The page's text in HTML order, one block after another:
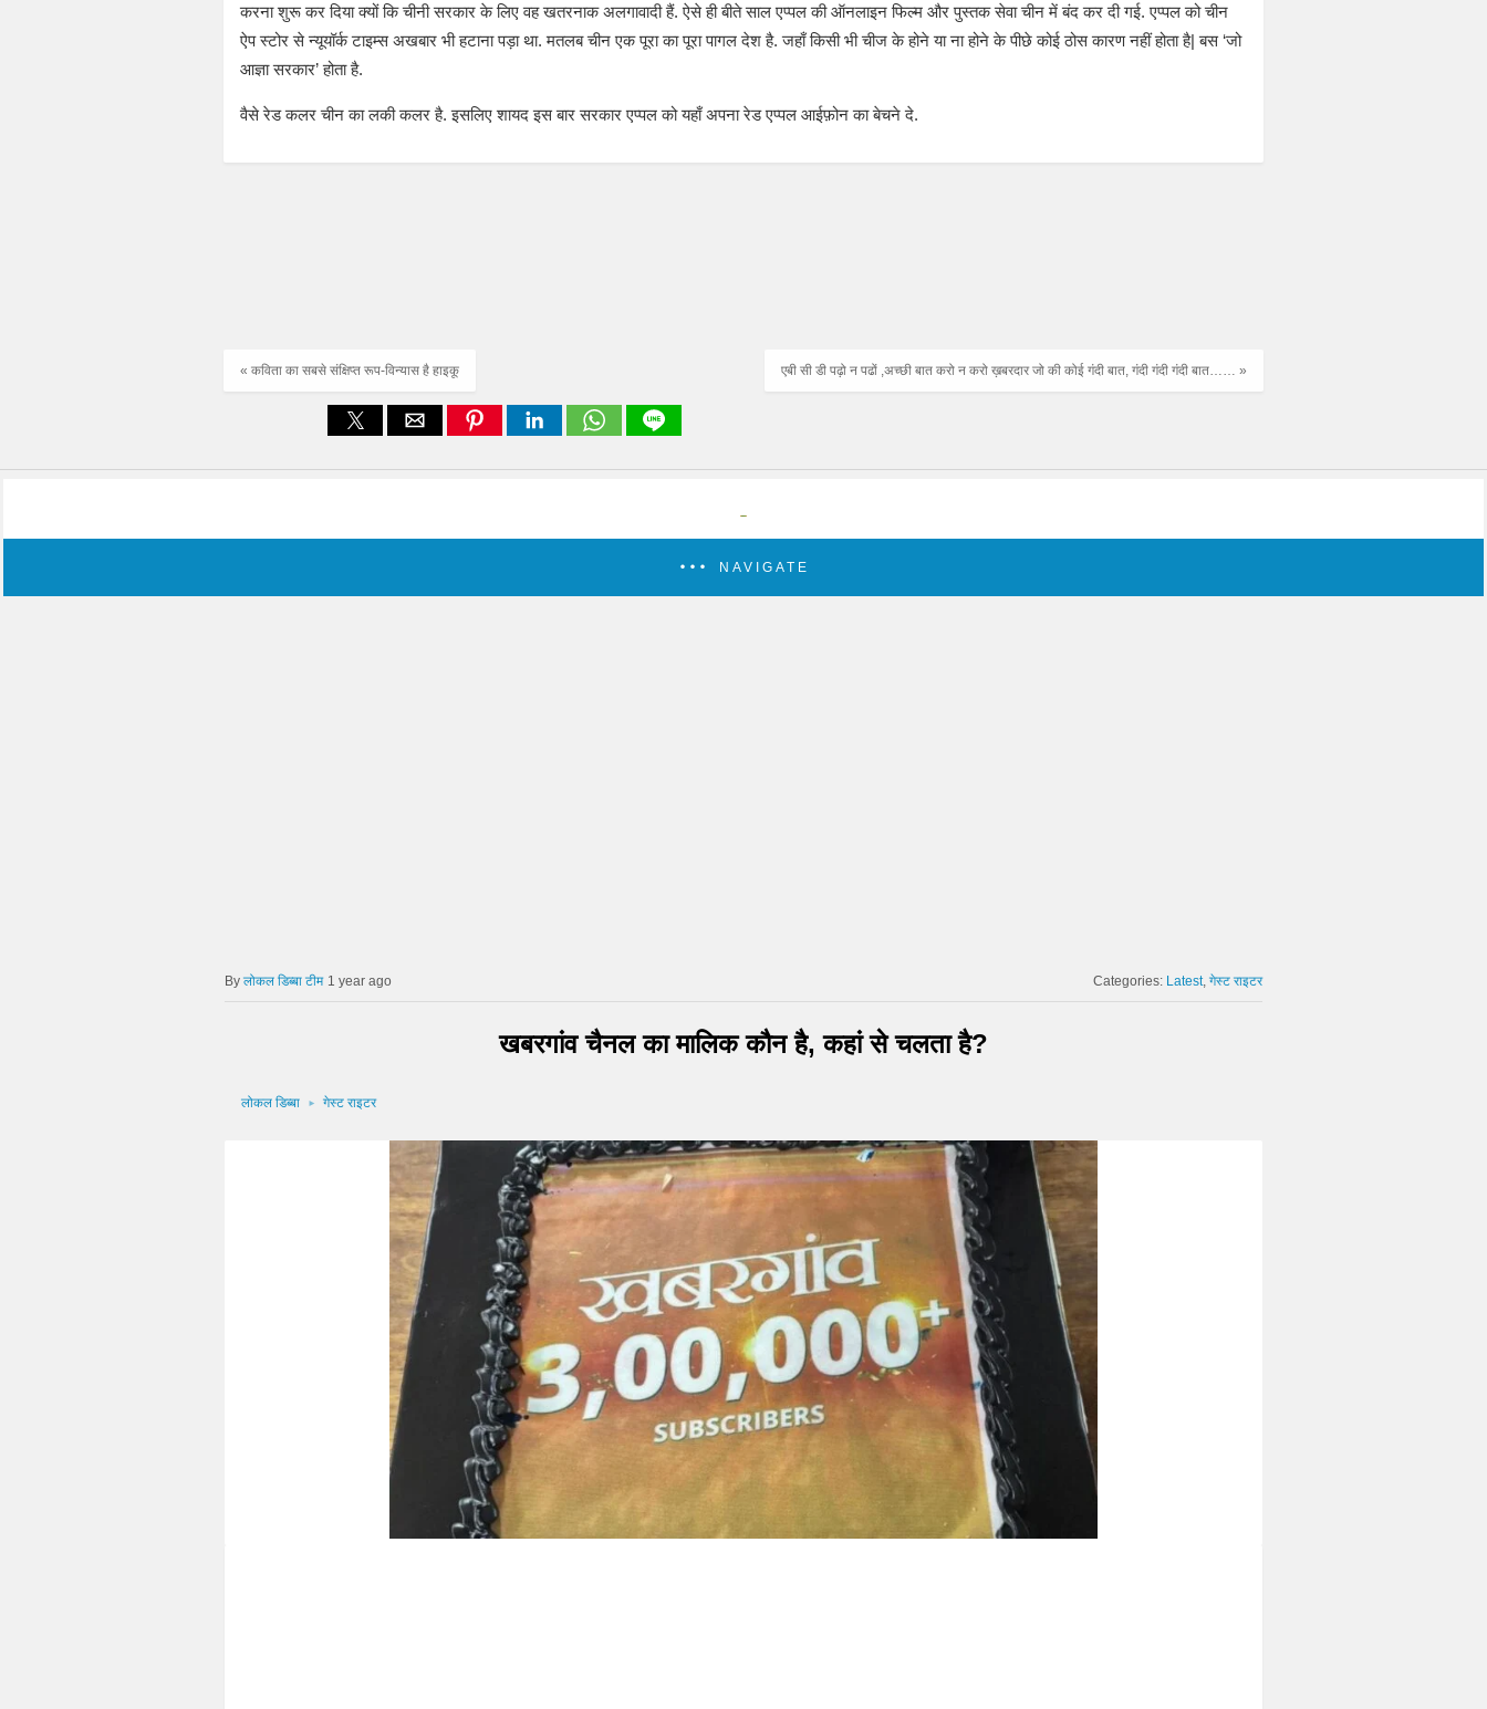
करना शुरू कर दिया क्यों कि चीनी सरकार के लिए वह खतरनाक अलगावादी हैं. ऐसे ही बीते साल एप्पल की ऑनलाइन फिल्म और पुस्तक सेवा चीन में बंद कर दी गई. एप्पल को चीन
ऐप स्टोर से न्यूयॉर्क टाइम्स अखबार भी हटाना पड़ा था. मतलब चीन एक पूरा का पूरा पागल देश है. जहाँ किसी भी चीज के होने या ना होने के पीछे कोई ठोस कारण नहीं होता है| बस ‘जो
आज्ञा सरकार’ होता है.
वैसे रेड कलर चीन का लकी कलर है. इसलिए शायद इस बार सरकार एप्पल को यहाँ अपना रेड एप्पल आईफ़ोन का बेचने दे.
एबी सी डी पढ़ो न पढों ,अच्छी बात करो न करो ख़बरदार जो की कोई गंदी बात, गंदी गंदी गंदी बात…… »
« कविता का सबसे संक्षिप्त रूप-विन्यास है हाइकू